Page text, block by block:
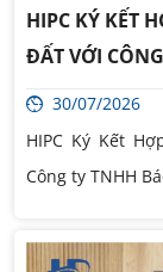
HIPC KÝ KẾT
ĐẤT VỚI
30/07/2026
HIPC Ký Kết
Công ty TNHH